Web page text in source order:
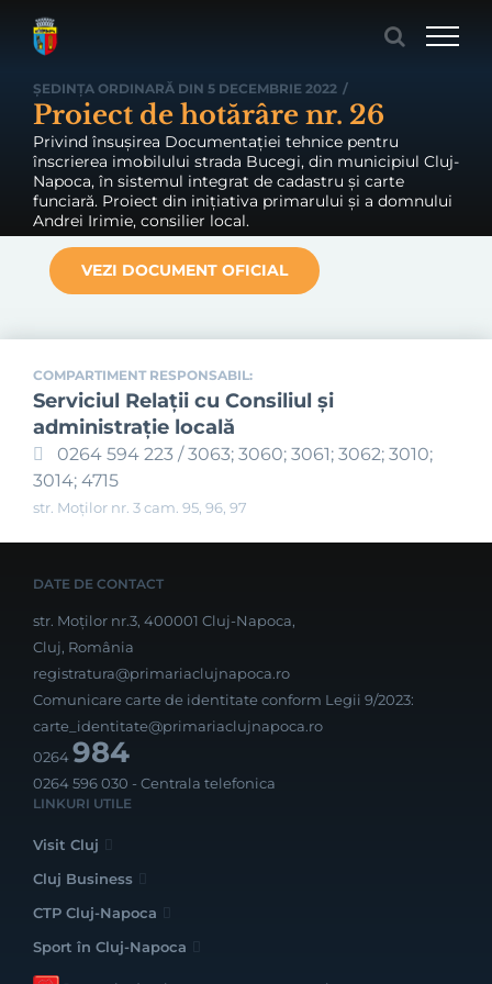
ȘEDINȚA ORDINARĂ DIN 5 DECEMBRIE 2022 /
Proiect de hotărâre nr. 26
Privind însușirea Documentației tehnice pentru
înscrierea imobilului strada Bucegi, din municipiul Cluj-
Napoca, în sistemul integrat de cadastru și carte
funciară. Proiect din inițiativa primarului și a domnului
Andrei Irimie, consilier local.
VEZI DOCUMENT OFICIAL
COMPARTIMENT RESPONSABIL:
Serviciul Relaţii cu Consiliul şi
administraţie locală
0264 594 223 / 3063; 3060; 3061; 3062; 3010;
3014; 4715
str. Moților nr. 3 cam. 95, 96, 97
DATE DE CONTACT
str. Moților nr.3, 400001 Cluj-Napoca,
Cluj, România
registratura@primariaclujnapoca.ro
Comunicare carte de identitate conform Legii 9/2023:
carte_identitate@primariaclujnapoca.ro
0264984
0264 596 030 - Centrala telefonica
LINKURI UTILE
Visit Cluj
Cluj Business
CTP Cluj-Napoca
Sport în Cluj-Napoca